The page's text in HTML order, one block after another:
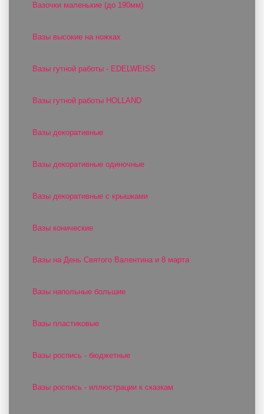
Вазочки маленькие (до 190мм)
Вазы высокие на ножках
Вазы гутной работы - EDELWEISS
Вазы гутной работы HOLLAND
Вазы декоративные
Вазы декоративные одиночные
Вазы декоративные с крышками
Вазы конические
Вазы на День Святого Валентина и 8 марта
Вазы напольные большие
Вазы пластиковые
Вазы роспись - бюджетные
Вазы роспись - иллюстрации к сказкам